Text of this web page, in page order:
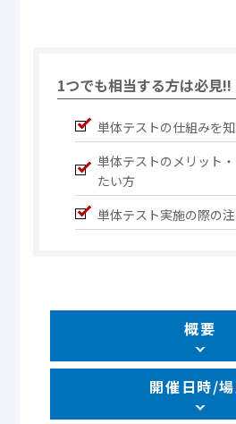
1つでも相当する方は必見!!
単体テストの仕組みを
単体テストのメリット
たい方
単体テスト実施の際の
概要
開催日時/